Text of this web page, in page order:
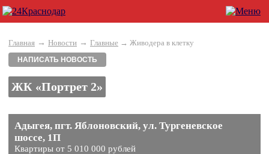
Главная → Новости → Главные → Живодера в клетку
НАПИСАТЬ НОВОСТЬ
ЖК «Портрет 2»
Адыгея, пгт. Яблоновский, ул. Тургеневское
шоссе, 1П
Квартиры от 5 010 000 рублей